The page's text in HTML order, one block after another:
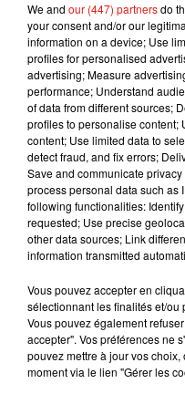
Voir cette publication sur
My baby niece iris .. scroll
squishy cute gumdrop
@andrewaronow ! She’s
Une publication partagée
Si le principal intéressé
n'en fallait pas moins pour
Bieber. Pour rappel, le
Hailey Baldwin depuis
évoqué son désir de
Musique
We and our (447) partnersdo
your consent and/or our
information on a device; Use
profiles for personalised
advertising; Measure
performance; Understand
of data from different sources;
profiles to personalise content;
content; Use limited data to
detect fraud, and fix errors;
Save and communicate
process personal data such as
following functionalities:
requested; Use precise
other data sources; Link
information transmitted
Vous pouvez accepter en
sélectionnant les finalités et/ou
Vous pouvez également
accepter". Vos préférences ne
pouvez mettre à jour vos
moment via le lien "Gérer les